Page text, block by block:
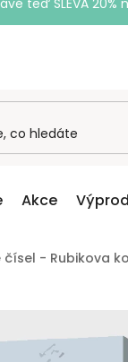
teď SLEVA
Akce
- Rubikova